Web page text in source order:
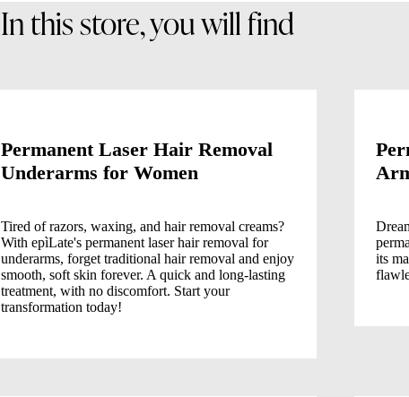
In this store, you will find
Permanent Laser Hair Removal
Underarms for Women
Tired of razors, waxing, and hair removal creams?
With epìLate's permanent laser hair removal for
underarms, forget traditional hair removal and enjoy
smooth, soft skin forever. A quick and long-lasting
treatment, with no discomfort. Start your
transformation today!
its